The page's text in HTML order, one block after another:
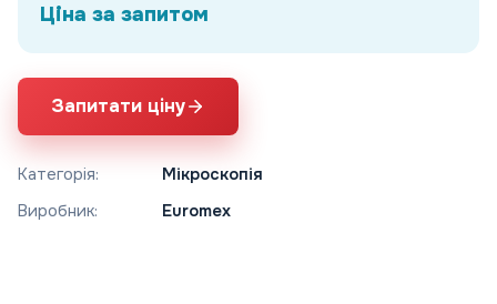
Ціна за запитом
Запитати ціну
Категорія:
Мікроскопія
Виробник:
Euromex